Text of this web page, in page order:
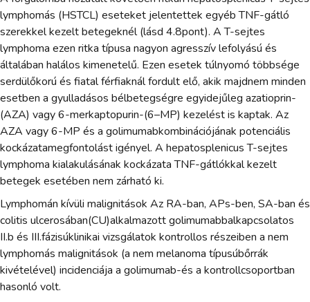
lymphomás (HSTCL) eseteket jelentettek egyéb TNF-gátló
szerekkel kezelt betegeknél (lásd 4.8pont). A T-sejtes
lymphoma ezen ritka típusa nagyon agresszív lefolyású és
általában halálos kimenetelű. Ezen esetek túlnyomó többsége
serdülőkorú és fiatal férfiaknál fordult elő, akik majdnem minden
esetben a gyulladásos bélbetegségre egyidejűleg azatioprin-
(AZA) vagy 6-merkaptopurin-(6–MP) kezelést is kaptak. Az
AZA vagy 6-MP és a golimumabkombinációjának potenciális
kockázatamegfontolást igényel. A hepatosplenicus T-sejtes
lymphoma kialakulásának kockázata TNF-gátlókkal kezelt
betegek esetében nem zárható ki.
Lymphomán kívüli malignitások Az RA-ban, APs-ben, SA-ban és
colitis ulcerosában(CU)alkalmazott golimumabbalkapcsolatos
II.b és III.fázisúklinikai vizsgálatok kontrollos részeiben a nem
lymphomás malignitások (a nem melanoma típusúbőrrák
kivételével) incidenciája a golimumab-és a kontrollcsoportban
hasonló volt.